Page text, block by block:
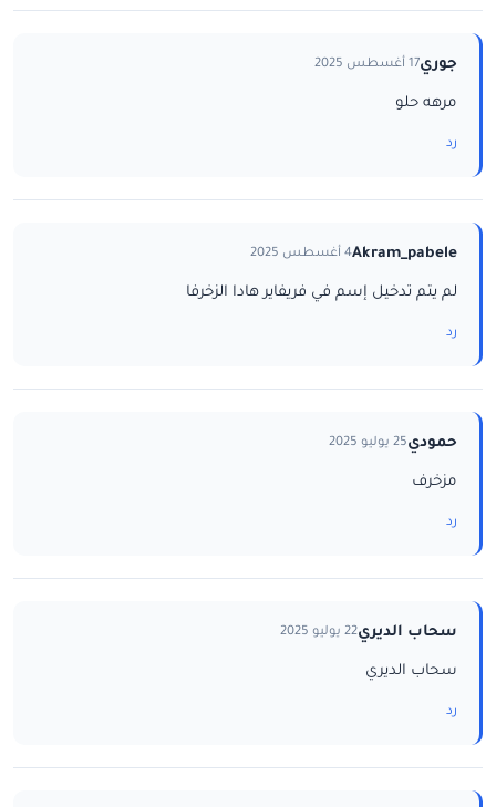
جوري17 أغسطس 2025
مرهه حلو
رد
Akram_pabele4 أغسطس 2025
لم يتم تدخيل إسم في فريفاير هادا الزخرفا
رد
حمودي25 يوليو 2025
مزخرف
رد
سحاب الديري22 يوليو 2025
سحاب الديري
رد